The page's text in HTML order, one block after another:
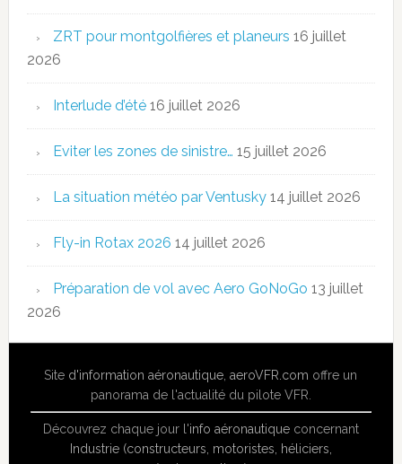
ZRT pour montgolfières et planeurs 16 juillet
2026
Interlude d’été 16 juillet 2026
Eviter les zones de sinistre… 15 juillet 2026
La situation météo par Ventusky 14 juillet 2026
Fly-in Rotax 2026 14 juillet 2026
Préparation de vol avec Aero GoNoGo 13 juillet
2026
Site d'information aéronautique ,aeroVFR.com offre un
panorama de l'actualité du pilote VFR.
Découvrez chaque jour l'info aéronautiqueconcernant
Industrie (constructeurs, motoristes, héliciers,